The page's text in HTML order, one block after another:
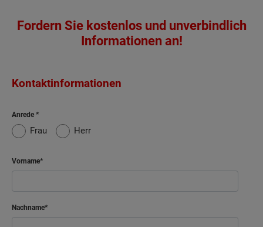
Fordern Sie kostenlos und unverbindlich
Informationen an!
Kontaktinformationen
Anrede
Frau Herr
Vorname
Nachname